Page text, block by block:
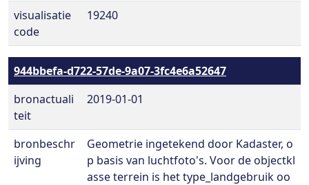
visualisatie
code
19240
944bbefa-d722-57de-9a07-3fc4e6a52647
bronactuali
teit
2019-01-01
bronbeschr
ijving
Geometrie ingetekend door Kadaster, o
p basis van luchtfoto's. Voor de objectkl
asse terrein is het type_landgebruik oo